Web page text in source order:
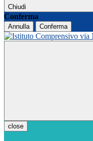
Chiudi
Conferma
Annulla Conferma
close